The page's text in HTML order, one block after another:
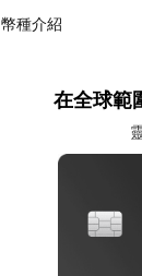
幣種介紹
在全球範